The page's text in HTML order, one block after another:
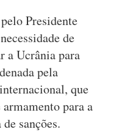
Presidente
de
a Ucrânia para
pela
que
para a
sanções.